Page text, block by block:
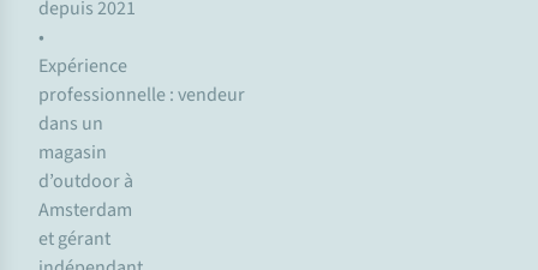
depuis 2021
•
Expérience
professionnelle : vendeur
dans un
magasin
d’outdoor à
Amsterdam
et gérant